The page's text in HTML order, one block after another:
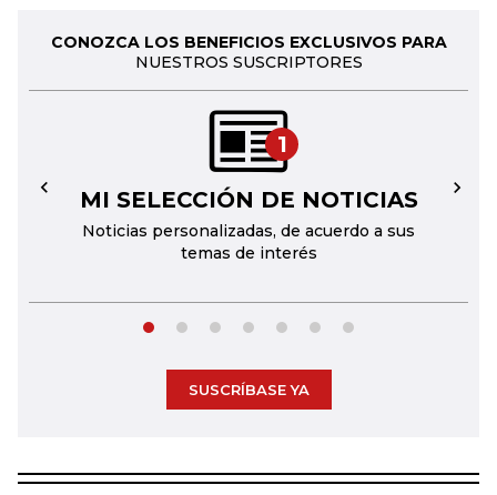
CONOZCA LOS BENEFICIOS EXCLUSIVOS PARA
NUESTROS SUSCRIPTORES
1
MI SELECCIÓN DE NOTICIAS
Noticias personalizadas, de acuerdo a sus
temas de interés
← →
SUSCRÍBASE YA